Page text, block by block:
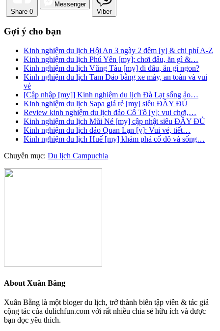
Share 0
Messenger
Viber
Gợi ý cho bạn
Kinh nghiệm du lịch Hội An 3 ngày 2 đêm [y] & chi phí A-Z
Kinh nghiệm du lịch Phú Yên [my]: chơi đâu, ăn gì &…
Kinh nghiệm du lịch Vũng Tàu [my] đi đâu, ăn gì ngon?
Kinh nghiệm du lịch Tam Đảo bằng xe máy, an toàn và vui
vẻ
[Cập nhập [my]] Kinh nghiệm du lịch Đà Lạt sống ảo…
Kinh nghiệm du lịch Sapa giá rẻ [my] siêu ĐẦY ĐỦ
Review kinh nghiệm du lịch đảo Cô Tô [y]: vui chơi,…
Kinh nghiệm du lịch Mũi Né [my] cập nhật siêu ĐẦY ĐỦ
Kinh nghiệm du lịch đảo Quan Lạn [y]: Vui vẻ, tiết…
Kinh nghiệm du lịch Huế [my] khám phá cố đô và sống…
Chuyên mục: Du lịch Campuchia
About Xuân Bằng
Xuân Bằng là một bloger du lịch, trở thành biên tập viên & tác giả
cộng tác của dulichfun.com với rất nhiều chia sẻ hữu ích và được
bạn đọc yêu thích.